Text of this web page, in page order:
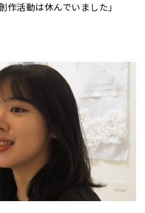
作活動は休んでいました」